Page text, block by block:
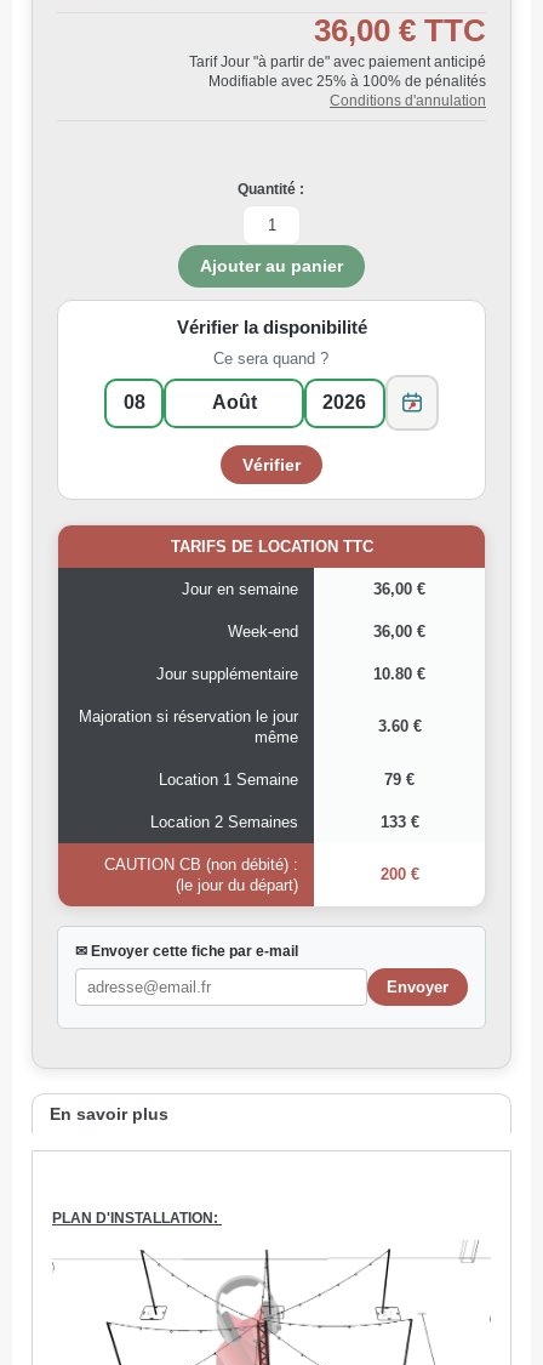
36,00 € TTC
Tarif Jour "à partir de" avec paiement anticipé
Modifiable avec 25% à 100% de pénalités
Conditions d'annulation
Quantité :
Vérifier la disponibilité
Ce sera quand ?
TARIFS DE LOCATION TTC
Jour en semaine 36,00 €
Week-end 36,00 €
Jour supplémentaire 10.80 €
Majoration si réservation le jour
même
3.60 €
Location 1 Semaine 79 €
Location 2 Semaines 133 €
CAUTION CB (non débité) :
(le jour du départ)
200 €
✉ Envoyer cette fiche par e-mail
En savoir plus
PLAN D'INSTALLATION: